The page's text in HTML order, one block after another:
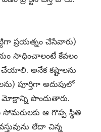
ప్రయత్నం చేసేవారు)
సాధించాలంటే కేవలం
చేయాలి. అనేక కష్టాలను
పూర్తిగా అదుపులో
పొందుతారు.
ఆ గొప్ప స్థితి
లేదా చిన్న